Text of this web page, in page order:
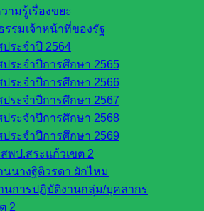
ามรู้เรื่องขยะ
รรมเจ้าหน้าที่ของรัฐ
ระจำปี 2564
ระจำปีการศึกษา 2565
ระจำปีการศึกษา 2566
ระจำปีการศึกษา 2567
ระจำปีการศึกษา 2568
ระจำปีการศึกษา 2569
พป.สระแก้วเขต 2
นางฐิติวรดา ผักไหม
นการปฏิบัติงานกลุ่ม/บุคลากร
2